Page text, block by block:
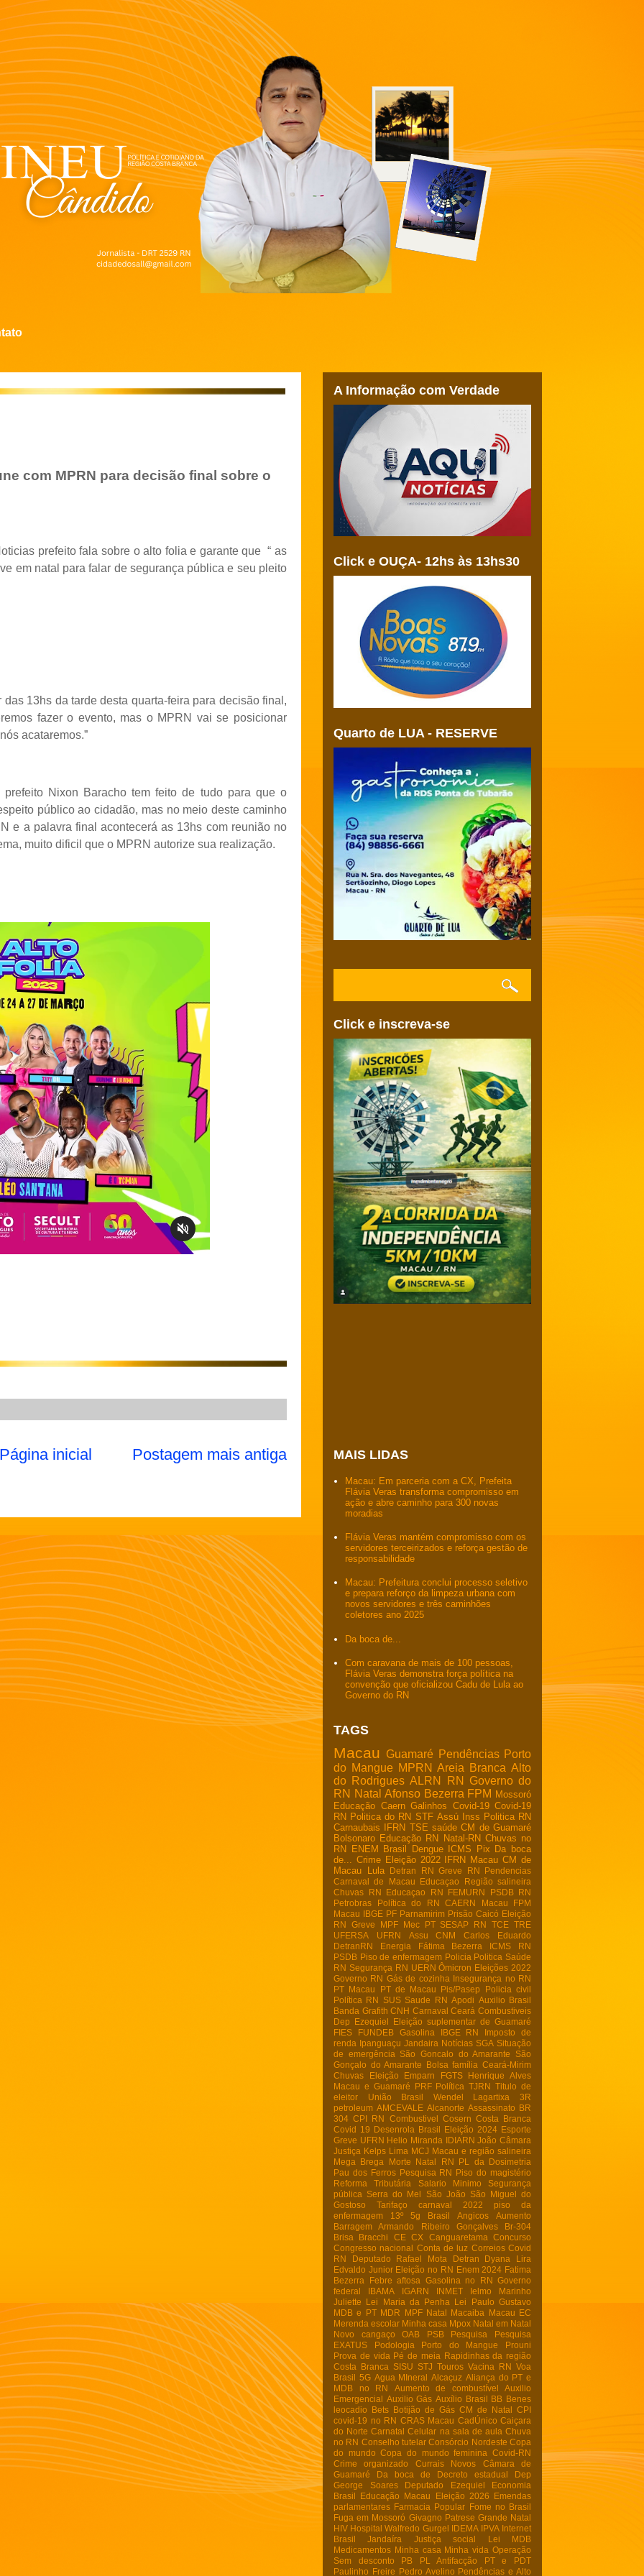
com MPRN para decisão final sobre o
prefeito fala sobre o alto folia e garante que “ as
em natal para falar de segurança pública e seu pleito
13hs da tarde desta quarta-feira para decisão final,
fazer o evento, mas o MPRN vai se posicionar
acataremos.”
Nixon Baracho tem feito de tudo para que o
público ao cidadão, mas no meio deste caminho
e a palavra final acontecerá as 13hs com reunião no
muito dificil que o MPRN autorize sua realização.
Postagem mais antiga
Página inicial
A Informação com Verdade
Click e OUÇA- 12hs às 13hs30
Quarto de LUA - RESERVE
Click e inscreva-se
MAIS LIDAS
Macau: Em parceria com a CX, Prefeita
Flávia Veras transforma compromisso em
ação e abre caminho para 300 novas
moradias
Flávia Veras mantém compromisso com os
servidores terceirizados e reforça gestão de
responsabilidade
Macau: Prefeitura conclui processo seletivo
e prepara reforço da limpeza urbana com
novos servidores e três caminhões
coletores ano 2025
Da boca de...
Com caravana de mais de 100 pessoas,
Flávia Veras demonstra força política na
convenção que oficializou Cadu de Lula ao
Governo do RN
TAGS
Macau Guamaré Pendências Porto
do Mangue MPRN Areia Branca Alto
do Rodrigues ALRN RN
Governo do
RN Natal Afonso Bezerra FPM Mossoró
Educação Caern Galinhos Covid-19 Covid-19
RN Politica do RN STF Assú Inss Politica RN
Carnaubais
IFRN TSE saúde CM de Guamaré
Bolsonaro Educação RN Natal-RN Chuvas no
RN
ENEM Brasil Dengue ICMS Pix Da boca
de...
Crime Eleição 2022 IFRN Macau CM de
Macau
Lula Detran RN Greve RN
Pendencias
Carnaval de Macau
Educaçao
Região salineira
Chuvas RN
Educaçao RN FEMURN
PSDB RN
Petrobras
Política do RN CAERN Macau
FPM
Macau IBGE PF Parnamirim Prisão Caicó Eleição
RN
Greve MPF Mec PT SESAP RN TCE TRE
UFERSA
UFRN Assu CNM
Carlos Eduardo
DetranRN
Energia Fátima Bezerra
ICMS RN
PSDB Piso de enfermagem Policia Politica Saúde
RN Segurança RN UERN Ômicron Eleições 2022
Governo RN Gás de cozinha Insegurança no RN
PT Macau
PT de Macau Pis/Pasep
Policia civil
Política RN
SUS Saude RN Apodi Auxilio Brasil
Banda Grafith CNH Carnaval Ceará Combustiveis
Dep Ezequiel
Eleição suplementar de Guamaré
FIES
FUNDEB Gasolina IBGE RN
Imposto de
renda Ipanguaçu Jandaira Notícias SGA Situação
de emergência
São Goncalo do Amarante
São
Gonçalo do Amarante
Bolsa família Ceará-Mirim
Chuvas
Eleição Emparn FGTS
Henrique Alves
Macau e Guamaré
PRF Política TJRN Titulo de
eleitor
União Brasil Wendel Lagartixa
3R
petroleum AMCEVALE Alcanorte Assassinato BR
304 CPI RN Combustivel Cosern Costa Branca
Covid 19 Desenrola Brasil Eleição 2024 Esporte
Greve UFRN Helio Miranda IDIARN João Câmara
Justiça Kelps Lima MCJ Macau e região salineira
Mega Brega
Morte Natal RN
PL da Dosimetria
Pau dos Ferros Pesquisa RN Piso do magistério
Reforma Tributária
Salario Minimo
Segurança
pública
Serra do Mel São João
São Miguel do
Gostoso
Tarifaço carnaval 2022
piso da
enfermagem
13º 5g Brasil Angicos
Aumento
Barragem Armando Ribeiro Gonçalves
Br-304
Brisa Bracchi
CE CX Canguaretama
Concurso
Congresso nacional Conta de luz Correios Covid
RN
Deputado Rafael Mota Detran
Dyana Lira
Edvaldo Junior Eleição no RN Enem 2024 Fatima
Bezerra
Febre aftosa Gasolina no RN Governo
federal
IBAMA IGARN INMET
Ielmo Marinho
Juliette
Lei Maria da Penha
Lei Paulo Gustavo
MDB e PT MDR MPF Natal Macaiba
Macau EC
Merenda escolar Minha casa Mpox Natal em Natal
Novo cangaço
OAB PSB Pesquisa
Pesquisa
EXATUS
Podologia Porto do Mangue
Prouni
Prova de vida Pé de meia Rapidinhas da região
Costa Branca
SISU STJ Touros Vacina RN Voa
Brasil 5G Agua MIneral Alcaçuz Aliança do PT e
MDB no RN
Aumento de combustível
Auxilio
Emergencial Auxilio Gás Auxílio Brasil BB Benes
leocadio
Bets Botijão de Gás CM de Natal CPI
covid-19 no RN CRAS Macau CadÚnico Caiçara
do Norte Carnatal Celular na sala de aula Chuva
no RN Conselho tutelar Consórcio Nordeste Copa
do mundo Copa do mundo feminina
Covid-RN
Crime organizado
Currais Novos
Câmara de
Guamaré
Da boca de Decreto estadual
Dep
George Soares
Deputado Ezequiel
Economia
Brasil
Educação Macau Eleição 2026
Emendas
parlamentares Farmacia Popular Fome no Brasil
Fuga em Mossoró Givagno Patrese Grande Natal
HIV Hospital Walfredo Gurgel IDEMA IPVA Internet
Brasil
Jandaíra Justiça social Lei
MDB
Medicamentos Minha casa Minha vida Operação
Sem desconto
PB PL Antifacção
PT e PDT
Paulinho Freire Pedro Avelino Pendências e Alto